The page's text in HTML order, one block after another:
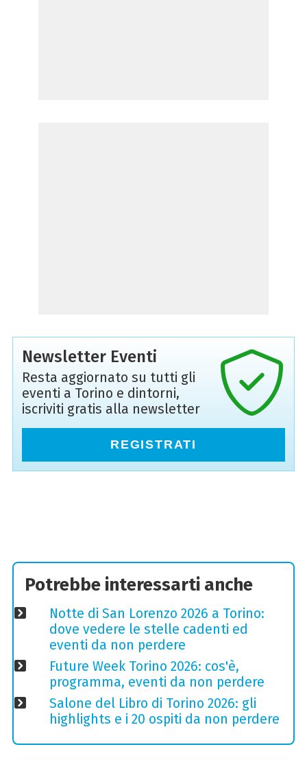
Newsletter Eventi
Resta aggiornato su tutti gli
eventi a Torino e dintorni,
iscriviti gratis alla newsletter
REGISTRATI
Potrebbe interessarti anche
Notte di San Lorenzo 2026 a Torino:
dove vedere le stelle cadenti ed
eventi da non perdere
Future Week Torino 2026: cos'è,
programma, eventi da non perdere
Salone del Libro di Torino 2026: gli
highlights e i 20 ospiti da non perdere